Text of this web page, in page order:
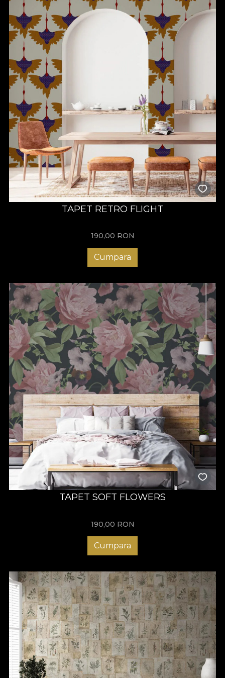
TAPET RETRO FLIGHT
190,00 RON
Cumpara
TAPET SOFT FLOWERS
190,00 RON
Cumpara